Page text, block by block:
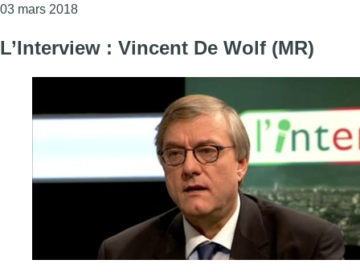
03 mars 2018Consulter l'article "Les Experts : Vincent De Wolf
L’Interview : Vincent De Wolf (MR)